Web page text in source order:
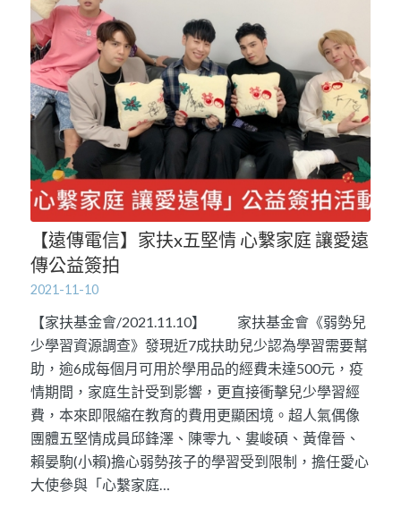
【遠傳電信】家扶x五堅情 心繫家庭 讓愛遠
傳公益簽拍
2021-11-10
【家扶基金會/2021.11.10】 家扶基金會《弱勢兒
少學習資源調查》發現近7成扶助兒少認為學習需要幫
助，逾6成每個月可用於學用品的經費未達500元，疫
情期間，家庭生計受到影響，更直接衝擊兒少學習經
費，本來即限縮在教育的費用更顯困境。超人氣偶像
團體五堅情成員邱鋒澤、陳零九、婁峻碩、黃偉晉、
賴晏駒(小賴)擔心弱勢孩子的學習受到限制，擔任愛心
大使參與「心繫家庭…